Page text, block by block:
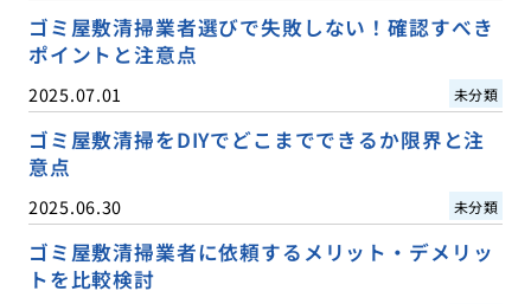
ゴミ屋敷清掃業者選びで失敗しない！確認すべき
ポイントと注意点
2025.07.01 未分類
ゴミ屋敷清掃をDIYでどこまでできるか限界と注
意点
2025.06.30 未分類
ゴミ屋敷清掃業者に依頼するメリット・デメリッ
トを比較検討